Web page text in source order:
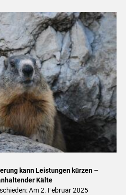
kann Leistungen kürzen –
Kälte
Am 2. Februar 2025